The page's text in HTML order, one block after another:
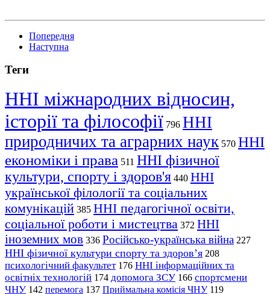
Попередня
Наступна
Теги
ННІ міжнародних відносин,
історії та філософії 796 ННІ
природничих та аграрних наук 570 ННІ
економіки і права 511 ННІ фізичної
культури, спорту і здоров'я 440 ННІ
української філології та соціальних
комунікацій 385 ННІ педагогічної освіти,
соціальної роботи і мистецтва 372 ННІ
іноземних мов 336 Російсько-українська війна 227
ННІ фізичної культури спорту та здоров’я 208
психологічний факультет 176 ННІ інформаційних та
освітніх технологій 174 допомога ЗСУ 166 спортсмени
ЧНУ 142 перемога 137 Приймальна комісія ЧНУ 119